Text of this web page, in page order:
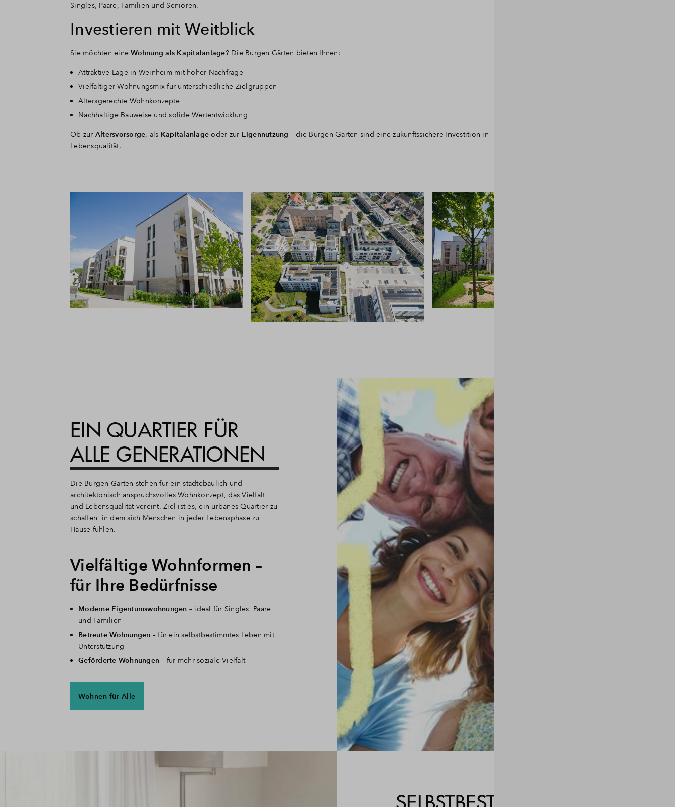
Singles, Paare, Familien und Senioren.
Investieren mit Weitblick
Sie möchten eineWohnung als Kapitalanlage? Die Burgen Gärten bieten Ihnen:
Attraktive Lage in Weinheim mit hoher Nachfrage
Vielfältiger Wohnungsmix für unterschiedliche Zielgruppen
Altersgerechte Wohnkonzepte
Nachhaltige Bauweise und solide Wertentwicklung
Ob zur Altersvorsorge, als Kapitalanlage oder zur Eigennutzung – die Burgen Gärten sind eine zukunftssichere Investition in
Lebensqualität.
EIN QUARTIER FÜR
ALLE GENERATIONEN
Die Burgen Gärten stehen für ein städtebaulich und
architektonisch anspruchsvolles Wohnkonzept, das Vielfalt
und Lebensqualität vereint. Ziel ist es, ein urbanes Quartier zu
schaffen, in dem sich Menschen in jeder Lebensphase zu
Hause fühlen.
Vielfältige Wohnformen –
für Ihre Bedürfnisse
Moderne Eigentumswohnungen – ideal für Singles, Paare
und Familien
Betreute Wohnungen – für ein selbstbestimmtes Leben mit
Unterstützung
Geförderte Wohnungen – für mehr soziale Vielfalt
Wohnen für Alle